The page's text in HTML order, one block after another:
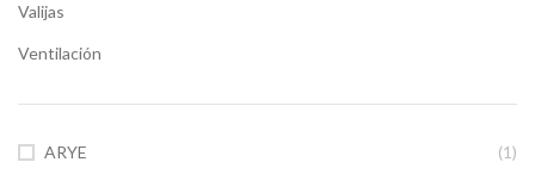
Valijas
Ventilación
ARYE (1)